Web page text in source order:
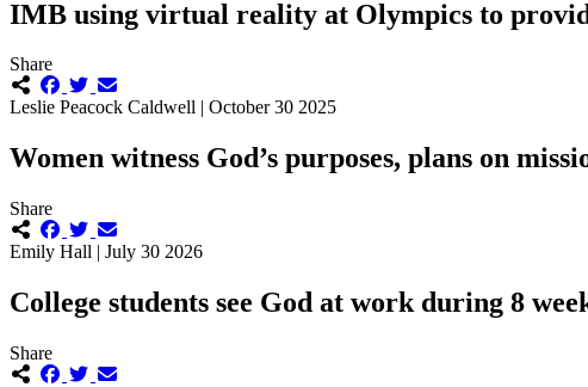
IMB using virtual reality at Olympics to
Share
Leslie Peacock Caldwell | October 30 2025
Women witness God’s purposes, plans on
Share
Emily Hall | July 30 2026
College students see God at work during 8
Share